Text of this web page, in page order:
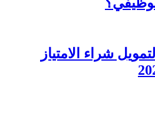
شراء الامتياز